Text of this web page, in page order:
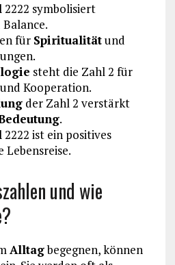
2222 symbolisiert
für Spiritualitätund
steht die Zahl 2 für
Kooperation.
der Zahl 2 verstärkt
.
2222 ist ein positives
Lebensreise.
und wie
Alltagbegegnen, können